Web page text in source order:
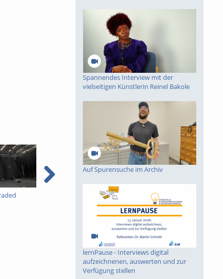
Kryptographie (in
Spannendes Interview
mit der vielseitigen
Künstlerin Reinel Bakole
Spannendes Interview mit der
vielseitigen Künstlerin Reinel Bakole
Auf Spurensuche im Archiv
lernPause - Interviews digital
aufzeichnenen, auswerten und zur
Verfügung stellen